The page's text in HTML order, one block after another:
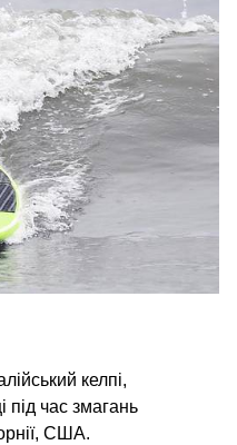
келпі,
під час змагань
США.